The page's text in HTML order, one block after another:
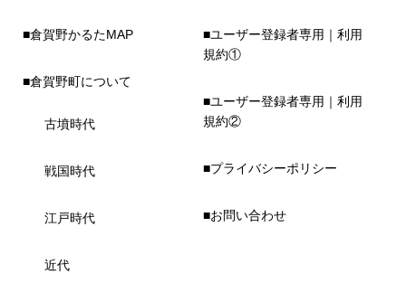
■倉賀野かるたMAP
■倉賀野町について
古墳時代
戦国時代
江戸時代
近代
■ユーザー登録者専用｜利用
規約①
■ユーザー登録者専用｜利用
規約②
■プライバシーポリシー
■お問い合わせ